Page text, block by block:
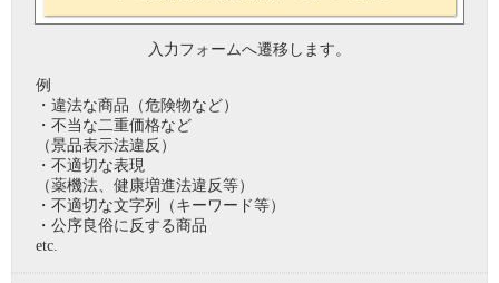
入力フォームへ遷移します。
例
・違法な商品（危険物など）
・不当な二重価格など
（景品表示法違反）
・不適切な表現
（薬機法、健康増進法違反等）
・不適切な文字列（キーワード等）
・公序良俗に反する商品
etc.